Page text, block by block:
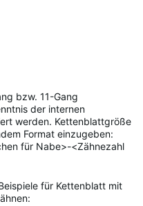
bzw. 11-Gang
der internen
werden. Kettenblattgröße
Format einzugeben:
für Nabe>-<Zähnezahl
für Kettenblatt mit